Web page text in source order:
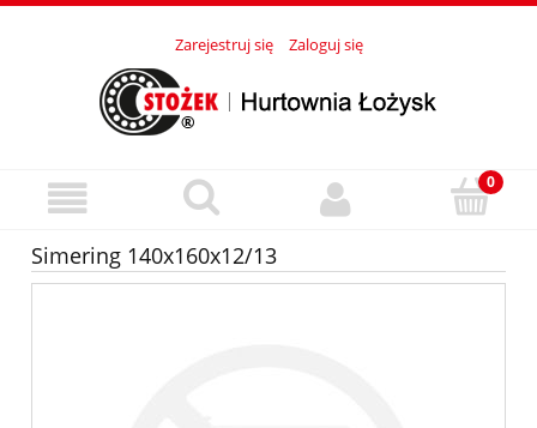
Zarejestruj się Zaloguj się
Simering 140x160x12/13